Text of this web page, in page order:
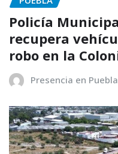
Policía
recupera
robo en la
Presencia en Puebla